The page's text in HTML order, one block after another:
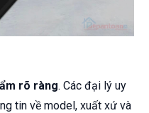
rõ ràng. Các đại lý uy
tin về model, xuất xứ và